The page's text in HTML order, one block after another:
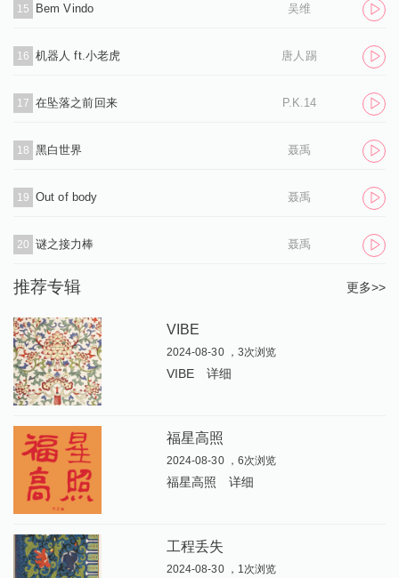
15 Bem Vindo 吴维
16 机器人 ft.小老虎 唐人踢
17 在坠落之前回来 P.K.14
18 黑白世界 聂禹
19 Out of body 聂禹
20 谜之接力棒 聂禹
推荐专辑 更多>>
VIBE
2024-08-30 ，3次浏览
VIBE 详细
福星高照
2024-08-30 ，6次浏览
福星高照 详细
工程丢失
2024-08-30 ，1次浏览